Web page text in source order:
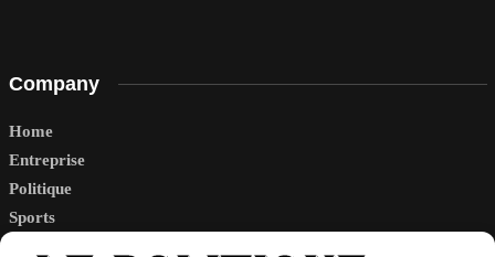
Company
Home
Entreprise
Politique
Sports